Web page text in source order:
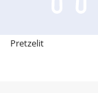
Pretzelit